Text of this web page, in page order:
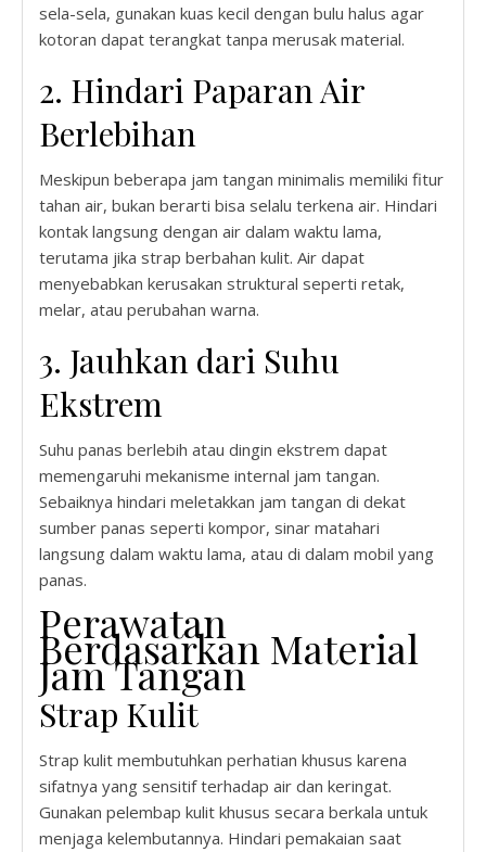
sela-sela, gunakan kuas kecil dengan bulu halus agar
kotoran dapat terangkat tanpa merusak material.
2. Hindari Paparan Air
Berlebihan
Meskipun beberapa jam tangan minimalis memiliki fitur
tahan air, bukan berarti bisa selalu terkena air. Hindari
kontak langsung dengan air dalam waktu lama,
terutama jika strap berbahan kulit. Air dapat
menyebabkan kerusakan struktural seperti retak,
melar, atau perubahan warna.
3. Jauhkan dari Suhu
Ekstrem
Suhu panas berlebih atau dingin ekstrem dapat
memengaruhi mekanisme internal jam tangan.
Sebaiknya hindari meletakkan jam tangan di dekat
sumber panas seperti kompor, sinar matahari
langsung dalam waktu lama, atau di dalam mobil yang
panas.
Perawatan
Berdasarkan Material
Jam Tangan
Strap Kulit
Strap kulit membutuhkan perhatian khusus karena
sifatnya yang sensitif terhadap air dan keringat.
Gunakan pelembap kulit khusus secara berkala untuk
menjaga kelembutannya. Hindari pemakaian saat